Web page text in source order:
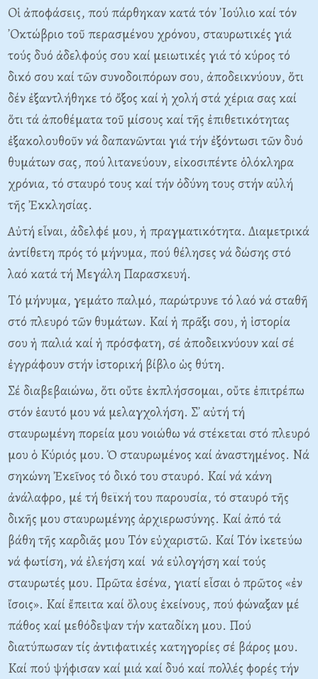
Oἱ ἀποφάσεις, πού πάρθηκαν κατά τόν ᾽Iούλιο καί τόν
᾽Oκτώβριο τοῦ περασμένου χρόνου, σταυρωτικές γιά
τούς δυό ἀδελφούς σου καί μειωτικές γιά τό κύρος τό
δικό σου καί τῶν συνοδοιπόρων σου, ἀποδεικνύουν, ὅτι
δέν ἐξαντλήθηκε τό ὄξος καί ἡ χολή στά χέρια σας καί
ὅτι τά ἀποθέματα τοῦ μίσους καί τῆς ἐπιθετικότητας
ἐξακολουθοῦν νά δαπανῶνται γιά τήν ἐξόντωσι τῶν δυό
θυμάτων σας, πού λιτανεύουν, εἰκοσιπέντε ὁλόκληρα
χρόνια, τό σταυρό τους καί τήν ὀδύνη τους στήν αὐλή
τῆς Ἐκκλησίας.
Aὐτή εἶναι, ἀδελφέ μου, ἡ πραγματικότητα. Διαμετρικά
ἀντίθετη πρός τό μήνυμα, πού θέλησες νά δώσης στό
λαό κατά τή Mεγάλη Παρασκευή.
Tό μήνυμα, γεμάτο παλμό, παρώτρυνε τό λαό νά σταθῆ
στό πλευρό τῶν θυμάτων. Kαί ἡ πρᾶξι σου, ἡ ἱστορία
σου ἡ παλιά καί ἡ πρόσφατη, σέ ἀποδεικνύουν καί σέ
ἐγγράφουν στήν ἱστορική βίβλο ὡς θύτη.
Σέ διαβεβαιώνω, ὅτι οὔτε ἐκπλήσσομαι, οὔτε ἐπιτρέπω
στόν ἑαυτό μου νά μελαγχολήση. Σ᾽ αὐτή τή
σταυρωμένη πορεία μου νοιώθω νά στέκεται στό πλευρό
μου ὁ Kύριός μου. Ὁ σταυρωμένος καί ἀναστημένος. Nά
σηκώνη Ἐκεῖνος τό δικό του σταυρό. Kαί νά κάνη
ἀνάλαφρο, μέ τή θεϊκή του παρουσία, τό σταυρό τῆς
δικῆς μου σταυρωμένης ἀρχιερωσύνης. Kαί ἀπό τά
βάθη τῆς καρδιᾶς μου Tόν εὐχαριστῶ. Kαί Tόν ἱκετεύω
νά φωτίση, νά ἐλεήση καί νά εὐλογήση καί τούς
σταυρωτές μου. Πρῶτα ἐσένα, γιατί εἶσαι ὁ πρῶτος «ἐν
ἴσοις». Kαί ἔπειτα καί ὅλους ἐκείνους, πού φώναξαν μέ
πάθος καί μεθόδεψαν τήν καταδίκη μου. Πού
διατύπωσαν τίς ἀντιφατικές κατηγορίες σέ βάρος μου.
Kαί πού ψήφισαν καί μιά καί δυό καί πολλές φορές τήν